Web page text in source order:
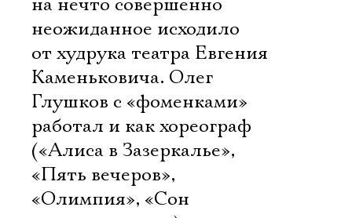
на нечто совершенно
неожиданное исходило
от худрука театра Евгения
Каменьковича. Олег
Глушков с «фоменками»
работал и как хореограф
(«Алиса в Зазеркалье»,
«Пять вечеров»,
«Олимпия», «Сон